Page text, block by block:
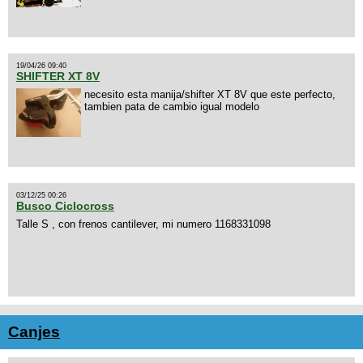
19/04/26 09:40
SHIFTER XT 8V
necesito esta manija/shifter XT 8V que este perfecto,
tambien pata de cambio igual modelo
03/12/25 00:26
Busco Ciclocross
Talle S , con frenos cantilever, mi numero 1168331098
Canjes